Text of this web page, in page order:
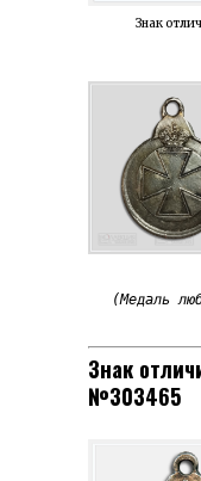
Знак
(Медаль
Знак
№303465